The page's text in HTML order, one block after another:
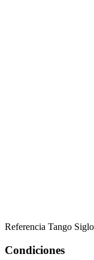
Referencia Tango
Condiciones